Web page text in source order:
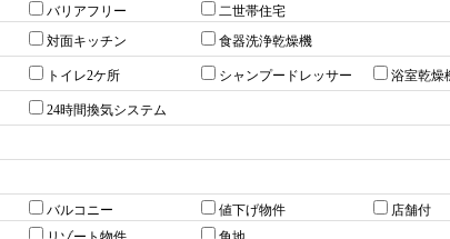
バリアフリー 二世帯住宅
対面キッチン 食器洗浄乾燥機
トイレ2ケ所 シャンプードレッサー 浴室乾燥
24時間換気システム
バルコニー 値下げ物件
店舗付